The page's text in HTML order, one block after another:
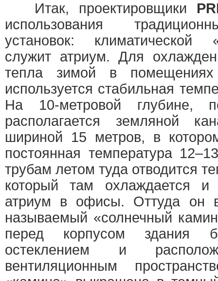
Итак, проектировщики
использования
установок: климатической
служит атриум. Для
тепла зимой в помещениях
используется стабильная
На 10-метровой глубине,
располагается земляной
шириной 15 метров, в
постоянная температура
трубам летом туда отводится
который там охлаждается и
атриум в офисы. Оттуда он
называемый «солнечный
перед корпусом здания
остеклением и
вентиляционным